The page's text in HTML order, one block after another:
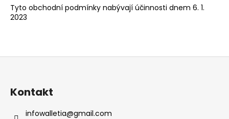
Tyto obchodní podmínky nabývají účinnosti dnem 6. 1.
2023
Z
Kontakt
infowalletia@gmail.com